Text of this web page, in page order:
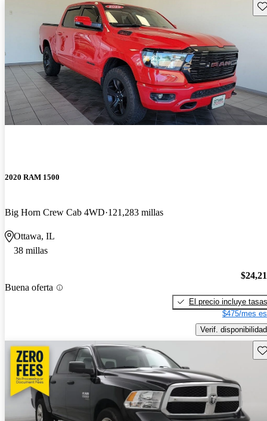
2020 RAM 1500
Big Horn Crew Cab 4WD 121,283 millas
Ottawa, IL
38 millas
Buena oferta
El precio incluye tasas
$475/mes
Verif. disponibilidad